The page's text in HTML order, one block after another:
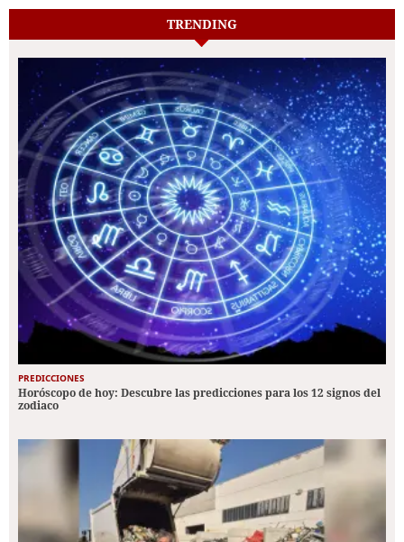
TRENDING
PREDICCIONES
Horóscopo de hoy: Descubre las predicciones para los 12 signos del
zodiaco